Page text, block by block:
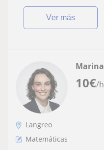
ver más
10€/h
Marina
Langreo
Matemáticas